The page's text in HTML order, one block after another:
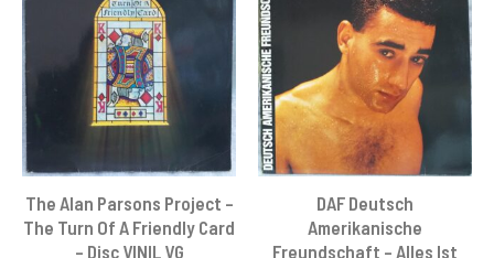
The Alan Parsons Project –
The Turn Of A Friendly Card
– Disc VINIL VG
DAF Deutsch
Amerikanische
Freundschaft – Alles Ist